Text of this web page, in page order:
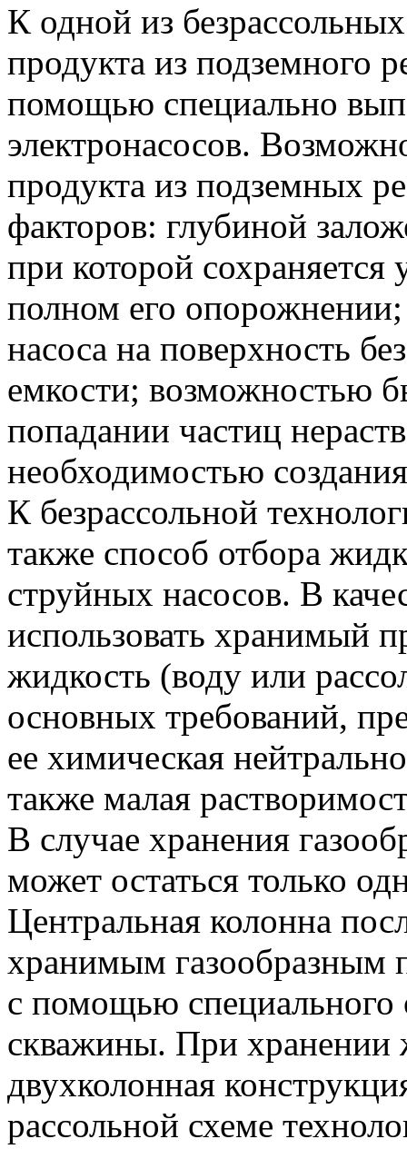
К одной из
продукта из подземного
помощью специально
электронасосов.
продукта из подземных
факторов: глубиной
при которой сохраняется
полном его
насоса на поверхность
емкости; возможностью
попадании частиц
необходимостью
К безрассольной
также способ отбора
струйных насосов. В
использовать хранимый
жидкость (воду или
основных требований,
ее химическая
также малая
В случае хранения
может остаться только
Центральная колонна
хранимым газообразным
с помощью специального
скважины. При хранении
двухколонная
рассольной схеме